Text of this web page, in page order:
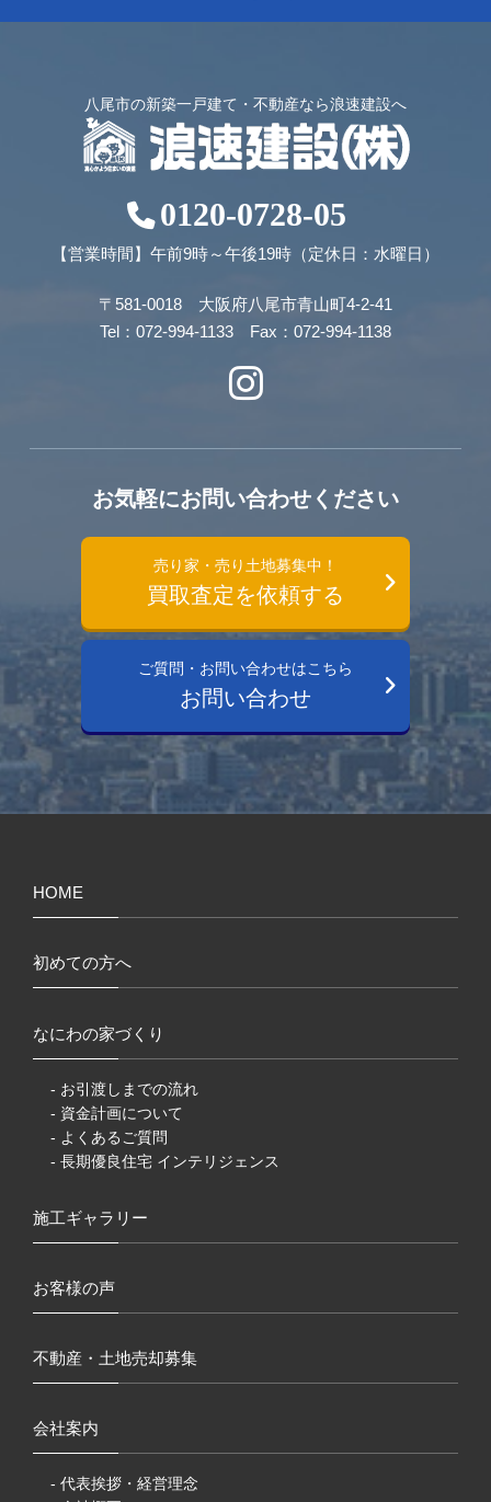
八尾市の新築一戸建て・不動産なら浪速建設へ
0120-0728-05
【営業時間】午前9時～午後19時（定休日：水曜日）
〒581-0018 大阪府八尾市青山町4-2-41
Tel：072-994-1133 Fax：072-994-1138
お気軽にお問い合わせください
売り家・売り土地募集中！
買取査定を依頼する
ご質問・お問い合わせはこちら
お問い合わせ
HOME
初めての方へ
なにわの家づくり
- お引渡しまでの流れ
- 資金計画について
- よくあるご質問
- 長期優良住宅 インテリジェンス
施工ギャラリー
お客様の声
不動産・土地売却募集
会社案内
- 代表挨拶・経営理念